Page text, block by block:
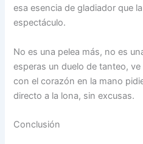
esa esencia de gladiador que
espectáculo.
No es una pelea más, no es
esperas un duelo de tanteo,
con el corazón en la mano
directo a la lona, sin excusas.
Conclusión